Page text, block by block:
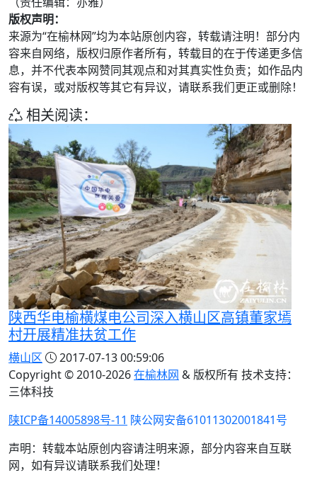
版权声明：
来源为“在榆林网”均为本站原创内容，转载请注明！部分内
容来自网络，版权归原作者所有，转载目的在于传递更多信
息，并不代表本网赞同其观点和对其真实性负责；如作品内
容有误，或对版权等其它有异议，请联系我们更正或删除！
相关阅读：
陕西华电榆横煤电公司深入横山区高镇董家墕
村开展精准扶贫工作
横山区
2017-07-13 00:59:06
Copyright © 2010-2026在榆林网 & 版权所有 技术支持：
三体科技
陕ICP备14005898号-11 陕公网安备61011302001841号
声明：转载本站原创内容请注明来源，部分内容来自互联
网，如有异议请联系我们处理！